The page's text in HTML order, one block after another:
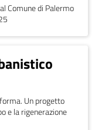
Comune di Palermo
Un progetto
e la rigenerazione